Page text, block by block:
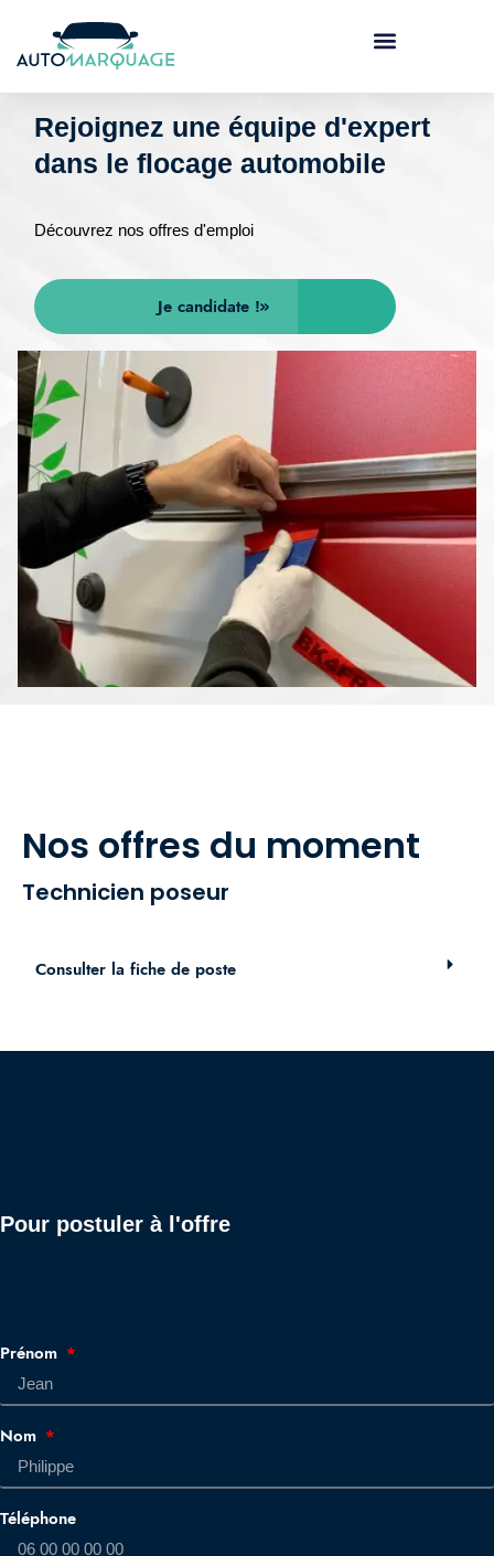
Rejoignez une équipe d'expert
dans le flocage automobile
Découvrez nos offres d'emploi​
Je candidate !
Nos offres du moment
Technicien poseur
Consulter la fiche de poste
Pour postuler à l'offre
Prénom
Nom
Téléphone